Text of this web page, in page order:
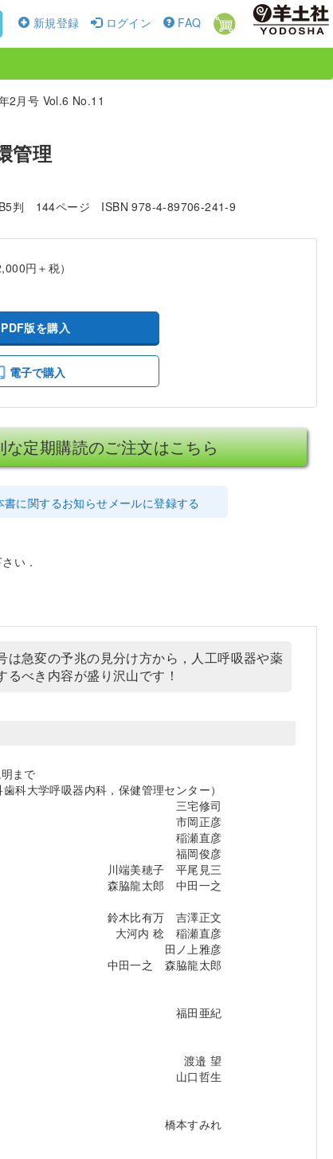
新規登録 ログイン FAQ
2月号 Vol.6 No.11
管理
B5判 144ページ ISBN 978-4-89706-241-9
円＋税）
PDF版を購入
電子で購入
な定期購読のご注文はこちら
書に関するお知らせメールに登録する
い．
急変の予兆の見分け方から，人工呼吸器や薬
べき内容が盛り沢山です！
まで
科大学呼吸器内科，保健管理センター）
三宅修司
市岡正彦
稲瀬直彦
福岡俊彦
川端美穂子 平尾見三
森脇龍太郎 中田一之
鈴木比有万 吉澤正文
大河内 稔 稲瀬直彦
田ノ上雅彦
中田一之 森脇龍太郎
福田亜紀
渡邉 望
山口哲生
橋本すみれ